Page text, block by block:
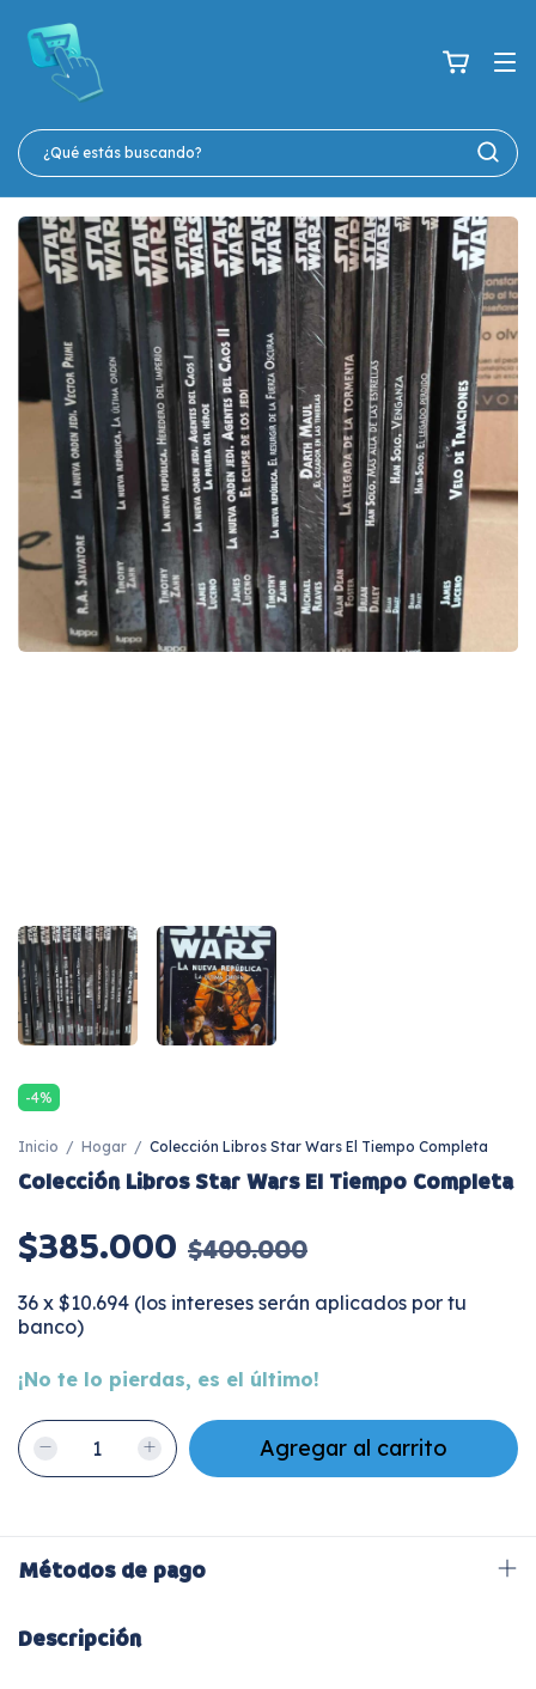
-4%
Inicio / Hogar / Colección Libros Star Wars El Tiempo Completa
Colección Libros Star Wars El Tiempo Completa
$385.000 $400.000
36 x $10.694 (los intereses serán aplicados por tu
banco)
¡No te lo pierdas, es el último!
Métodos de pago
Descripción